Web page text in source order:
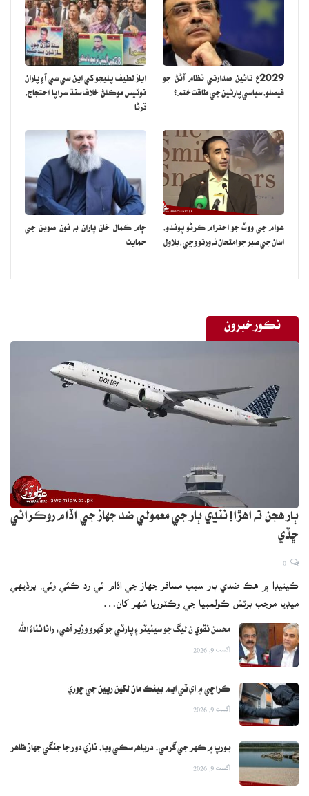
2029ع تائين صدارتي نظام آڻڻ جو
فيصلو، سياسي پارٽين جي طاقت ختم؟
اياز لطيف پليجو کي اين سي سي آءِ پاران
نوٽيس موڪلڻ خلاف سنڌ سراپا احتجاج،
ڌرڻا
عوام جي ووٽ جو احترام ڪرڻو پوندو،
اسان جي صبر جو امتحان نه ورتو وڃي:بلاول
ڄام ڪمال خان پاران به نون صوبن جي
حمايت
نڪور خبرون
ٻار هجن ته اهڙا! ننڍي ٻار جي معمولي ضد جهاز جي اڏام روڪرائي
ڇڏي
ڪينيڊا ۾ هڪ ضدي ٻار سبب مسافر جهاز جي اڏام ئي رد ڪئي وئي. پرڏيهي
ميڊيا موجب برٽش ڪولمبيا جي وڪٽوريا شهر کان…
محسن نقوي ن ليگ جو سينيٽر ۽ پارٽي جو گهرو وزير آهي: رانا ثناءُ الله
اگست 9, 2026
ڪراچي ۾ اي ٽي ايم بينڪ مان لکين رپين جي چوري
اگست 9, 2026
يورپ ۾ ڪهر جي گرمي، درياهه سڪي ويا، نازي دور جا جنگي جهاز ظاهر
اگست 9, 2026